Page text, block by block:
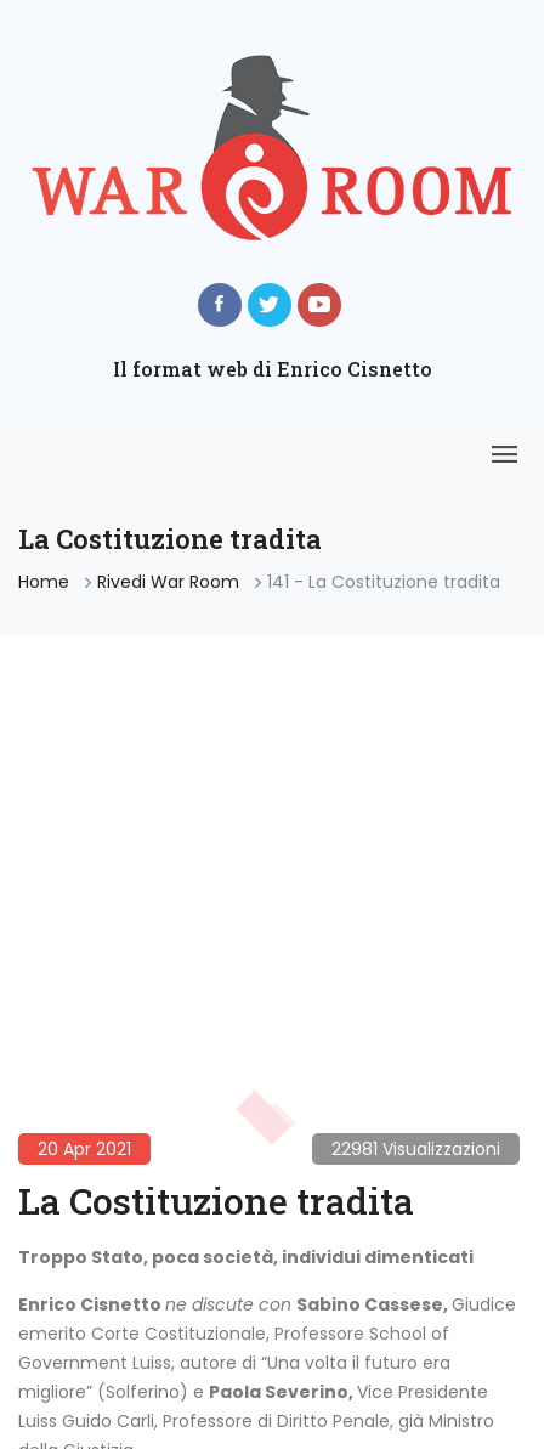
Il format web di Enrico Cisnetto
La Costituzione tradita
Home Rivedi War Room 141 - La Costituzione tradita
20 Apr 2021 22981 Visualizzazioni
La Costituzione tradita
Troppo Stato, poca società, individui dimenticati
Enrico Cisnetto ne discute con Sabino Cassese,Giudice
emerito Corte Costituzionale, Professore School of
Government Luiss, autore di “Una volta il futuro era
migliore” (Solferino) e Paola Severino,Vice Presidente
Luiss Guido Carli, Professore di Diritto Penale, già Ministro